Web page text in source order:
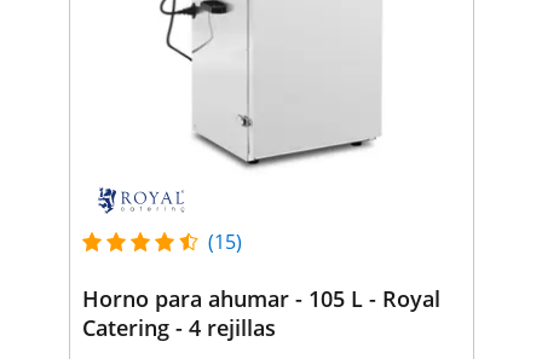
(15)
Horno para ahumar - 105 L - Royal
Catering - 4 rejillas